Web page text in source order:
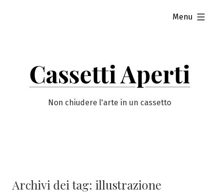
Cassetti Aperti
Non chiudere l'arte in un cassetto
Menu
esteso
Archivi dei tag: illustrazione